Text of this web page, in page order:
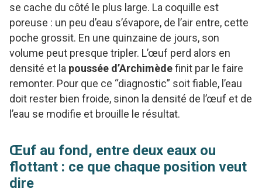
se cache du côté le plus large. La coquille est
poreuse : un peu d’eau s’évapore, de l’air entre, cette
poche grossit. En une quinzaine de jours, son
volume peut presque tripler. L’œuf perd alors en
densité et la poussée d’Archimèdefinit par le faire
remonter. Pour que ce “diagnostic” soit fiable, l’eau
doit rester bien froide, sinon la densité de l’œuf et de
l’eau se modifie et brouille le résultat.
Œuf au fond, entre deux eaux ou
flottant : ce que chaque position veut
dire